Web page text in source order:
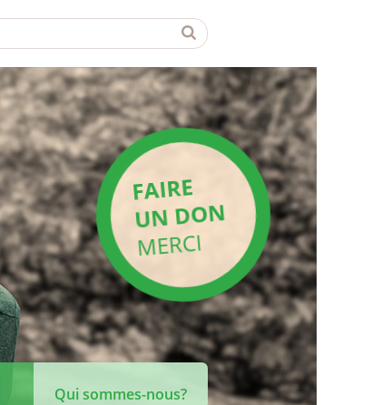
FAIRE
UN DON
MERCI
Qui sommes-nous?